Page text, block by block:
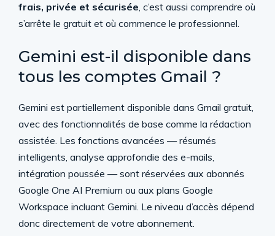
frais, privée et sécurisée, c’est aussi comprendre où
s’arrête le gratuit et où commence le professionnel.
Gemini est-il disponible dans
tous les comptes Gmail ?
Gemini est partiellement disponible dans Gmail gratuit,
avec des fonctionnalités de base comme la rédaction
assistée. Les fonctions avancées — résumés
intelligents, analyse approfondie des e-mails,
intégration poussée — sont réservées aux abonnés
Google One AI Premium ou aux plans Google
Workspace incluant Gemini. Le niveau d’accès dépend
donc directement de votre abonnement.